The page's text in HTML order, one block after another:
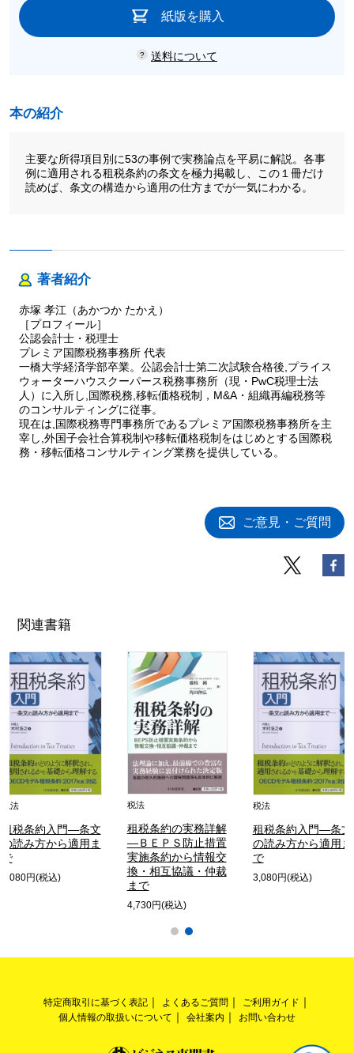
紙版を購入
送料について
本の紹介
主要な所得項目別に53の事例で実務論点を平易に解説。各事
例に適用される租税条約の条文を極力掲載し、この１冊だけ
読めば、条文の構造から適用の仕方までが一気にわかる。
著者紹介
赤塚 孝江（あかつか たかえ）
［プロフィール］
公認会計士・税理士
プレミア国際税務事務所 代表
一橋大学経済学部卒業。公認会計士第二次試験合格後,プライス
ウォーターハウスクーパース税務事務所（現・PwC税理士法
人）に入所し,国際税務,移転価格税制，M&A・組織再編税務等
のコンサルティングに従事。
現在は,国際税務専門事務所であるプレミア国際税務事務所を主
宰し,外国子会社合算税制や移転価格税制をはじめとする国際税
務・移転価格コンサルティング業務を提供している。
ご意見・ご質問
関連書籍
税法
租税条約入門―条文
の読み方から適用ま
で
3,080円(税込)
税法
租税条約の実務詳解
―ＢＥＰＳ防止措置
実施条約から情報交
換・相互協議・仲裁
まで
4,730円(税込)
税法
租税条約入門―条文
の読み方から適用ま
で
3,080円(税込)
特定商取引に基づく表記 よくあるご質問
ご利用ガイド
個人情報の取扱いについて
会社案内 お問い合わせ